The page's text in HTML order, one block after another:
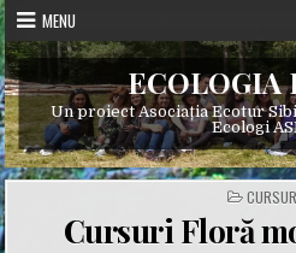
Skip
to
content
MENU
ECOLOGIA
Un proiect Asociația Ecotur
Ecologi
POSTED
IN
Cursuri Floră